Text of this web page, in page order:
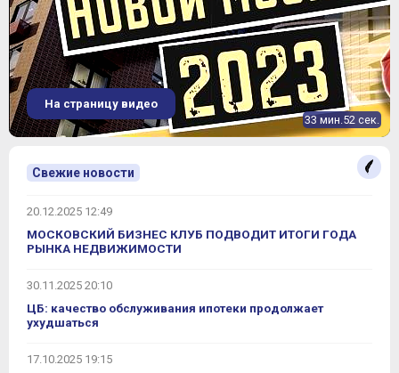
33 мин.52 сек.
На страницу видео
Свежие новости
20.12.2025 12:49
МОСКОВСКИЙ БИЗНЕС КЛУБ ПОДВОДИТ ИТОГИ ГОДА
РЫНКА НЕДВИЖИМОСТИ
30.11.2025 20:10
ЦБ: качество обслуживания ипотеки продолжает
ухудшаться
17.10.2025 19:15